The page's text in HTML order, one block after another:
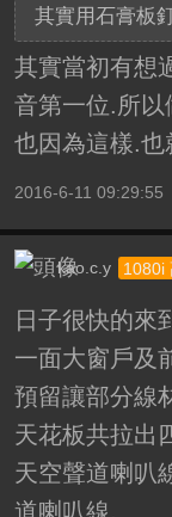
其實用石膏板
其實當初有想
音第一位.所以
也因為這樣.也
2016-6-11 09:29:55
kao.c.y 1080i
日子很快的來
一面大窗戶及
預留讓部分線
天花板共拉出
天空聲道喇叭
道喇叭線.